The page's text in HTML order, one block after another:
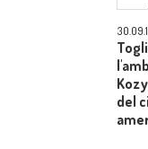
del